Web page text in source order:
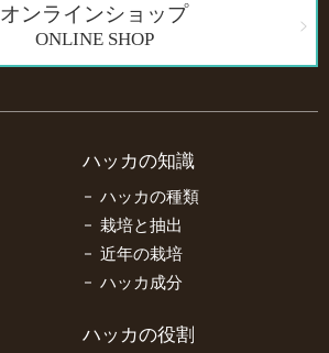
オンラインショップ
ONLINE SHOP
ハッカの知識
ハッカの種類
栽培と抽出
近年の栽培
ハッカ成分
ハッカの役割